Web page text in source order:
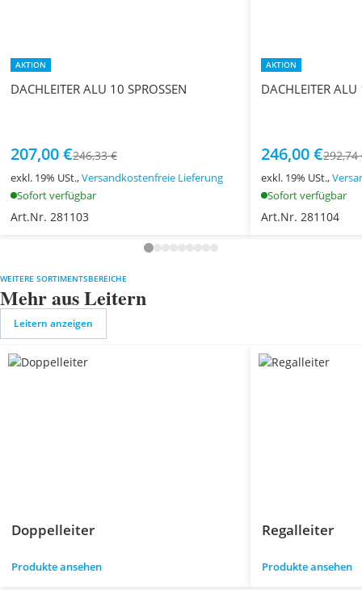
AKTION
DACHLEITER ALU 10 SPROSSEN
207,00 €246,33 €
exkl. 19% USt.,Versandkostenfreie Lieferung
Sofort verfügbar
Art.Nr. 281103
AKTION
DACHLEITER ALU
246,00 €292,74
exkl. 19% USt.,
Sofort verfügbar
Art.Nr. 281104
WEITERE SORTIMENTSBEREICHE
Mehr aus Leitern
Leitern anzeigen
Doppelleiter
Produkte ansehen
Regalleiter
Produkte ansehen